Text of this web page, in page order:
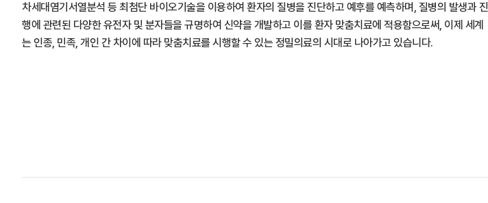
차세대염기서열분석 등 최첨단 바이오기술을 이용하여 환자의 질병을 진단하고 예후를 예측하며, 질병의 발생과 진
행에 관련된 다양한 유전자 및 분자들을 규명하여 신약을 개발하고 이를 환자 맞춤치료에 적용함으로써, 이제 세계
는 인종, 민족, 개인 간 차이에 따라 맞춤치료를 시행할 수 있는 정밀의료의 시대로 나아가고 있습니다.